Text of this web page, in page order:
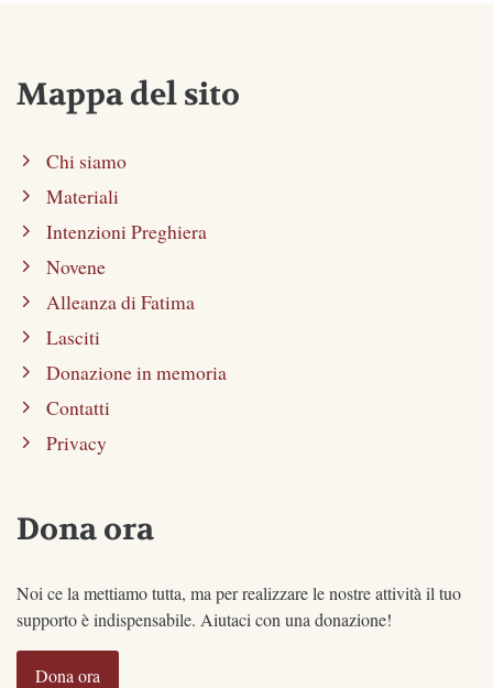
Mappa del sito
Chi siamo
Materiali
Intenzioni Preghiera
Novene
Alleanza di Fatima
Lasciti
Donazione in memoria
Contatti
Privacy
Dona ora
Noi ce la mettiamo tutta, ma per realizzare le nostre attività il tuo
supporto è indispensabile. Aiutaci con una donazione!
Dona ora